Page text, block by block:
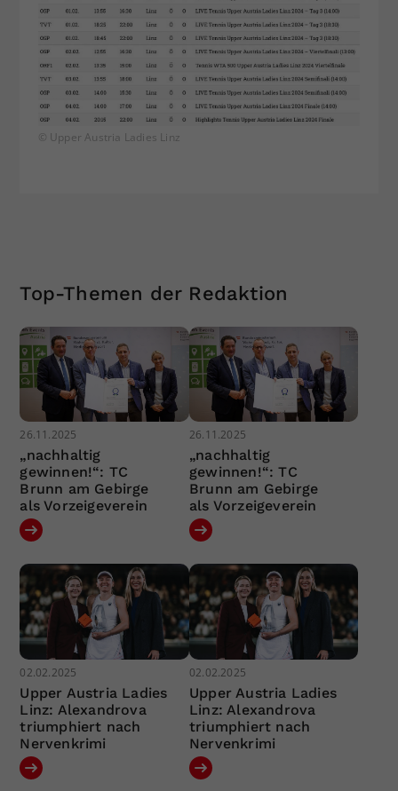
© Upper Austria Ladies Linz
Top-Themen der Redaktion
26.11.2025
„nachhaltig
gewinnen!“: TC
Brunn am Gebirge
als Vorzeigeverein
26.11.2025
„nachhaltig
gewinnen!“: TC
Brunn am Gebirge
als Vorzeigeverein
02.02.2025
Upper Austria Ladies
Linz: Alexandrova
triumphiert nach
Nervenkrimi
02.02.2025
Upper Austria Ladies
Linz: Alexandrova
triumphiert nach
Nervenkrimi